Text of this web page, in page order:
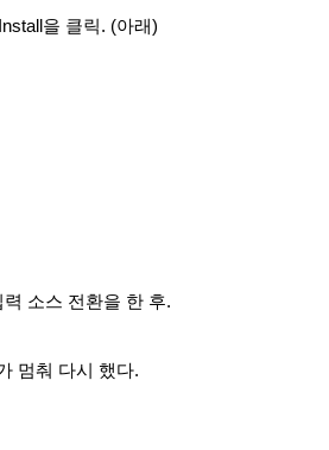
을 클릭. (아래)
소스 전환을 한 후.
멈춰 다시 했다.